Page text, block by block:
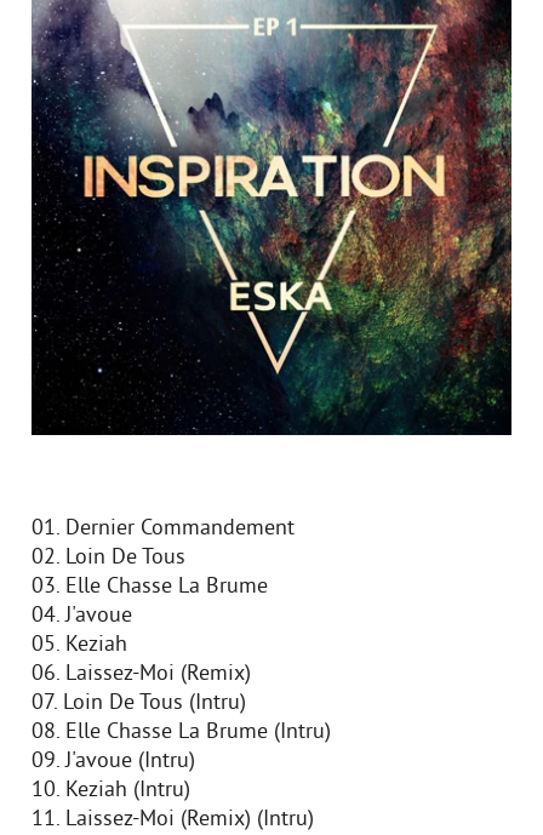
01. Dernier Commandement
02. Loin De Tous
03. Elle Chasse La Brume
04. J'avoue
05. Keziah
06. Laissez-Moi (Remix)
07. Loin De Tous (Intru)
08. Elle Chasse La Brume (Intru)
09. J'avoue (Intru)
10. Keziah (Intru)
11. Laissez-Moi (Remix) (Intru)